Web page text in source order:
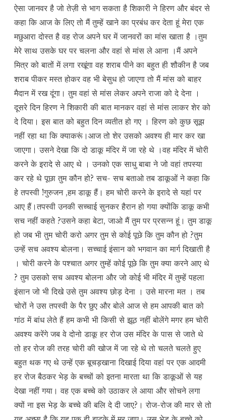
ऐसा जानवर है जो तेज़ी से भाग सकता है शिकारी ने हिरण और बंदर से
कहा कि आज के लिए तो मैं तुम्हें खाने का प्रबंध कर देता हूं मेरा एक
मछुआरा दोस्त है वह रोज अपने घर में जानवरों का मांस खाता है ।तुम
मेरे साथ उसके घर पर चलना और वहां से मांस ले आना ।मैं अपने
मित्र को बातों में लगा रखूंगा वह शराब पीने का बहुत ही शौकीन है जब
शराब पीकर मस्त होकर वह भी बेसुध हो जाएगा तो मैं मांस को बाहर
मैदान में रख दूंगा। तुम वहां से मांस लेकर अपने राजा को दे देना ।
दूसरे दिन हिरण ने शिकारी की बात मानकर वहां से मांस लाकर शेर को
दे दिया। इस बात को बहुत दिन व्यतीत हो गए । हिरण को कुछ सूझ
नहीं रहा था कि क्याकरूं।आज तो शेर उसको अवश्य ही मार कर खा
जाएगा। उसने देखा कि दो डाकू मंदिर में जा रहे थे ।वह मंदिर में चोरी
करने के इरादे से आए थे । उनको एक साधु बाबा ने जो वहां तपस्या
कर रहे थे पूछा तुम कौन हो? सच- सच बताओ तब डाकूओं ने कहा कि
हे तपस्वी !गुरुजन ,हम डाकू हैं। हम चोरी करने के इरादे से यहां पर
आए हैं।तपस्वी उनकी सच्चाई सुनकर हैरान हो गया क्योंकि डाकू कभी
सच नहीं कहते ?उसने कहा बेटा, जाओ मैं तुम पर प्रसन्न हूं। तुम डाकू
हो जब भी तुम चोरी करो अगर तुम से कोई पूछे कि तुम कौन हो ?तुम
उन्हें सच अवश्य बोलना। सच्चाई इंसान को भगवान का मार्ग दिखाती है
। चोरी करने के पश्चात अगर तुम्हें कोई पूछे कि तुम क्या करने आए थे
? तुम उसको सच अवश्य बोलना और जो कोई भी मंदिर में तुम्हें पहला
इंसान जो भी दिखे उसे तुम अवश्य छोड़ देना । उसे मारना मत । तब
चोरों ने उस तपस्वी के पैर छुए और बोले आज से हम आपकी बात को
गांठ में बांध लेते हैं हम कभी भी किसी से झूठ नहीं बोलेंगे मगर हम चोरी
अवश्य करेंगे जब वे दोनो डाकू हर रोज उस मंदिर के पास से जाते थे
तो हर रोज की तरह चोरी की खोज में जा रहे थे तो चलते चलते हुए
बहुत थक गए थे उन्हें एक बूचड़खाना दिखाई दिया वहां पर एक आदमी
हर रोज बैठकर भेड़ के बच्चों को इतना मारता था कि डाकूओं से यह
देखा नहीं गया। वह एक बच्चे को उठाकर ले आया और सोचने लगा
क्यों ना इस भेड़ के बच्चे की बलि दे दी जाए?। रोज-रोज की मार से तो